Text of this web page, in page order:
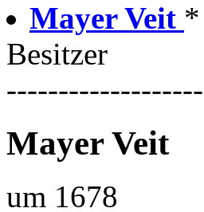
Mayer Veit *
Besitzer
Mayer Veit
um 1678